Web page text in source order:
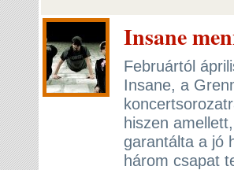
Insane
Februártól
Insane, a
hiszen
garantálta a jó
három csapat